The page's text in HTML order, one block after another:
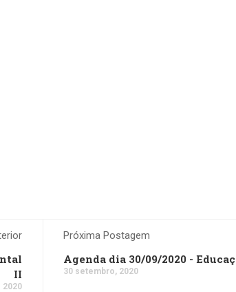
II
2020
Próxima Postagem
Agenda dia 30/09/2020 -
30 setembro, 2020